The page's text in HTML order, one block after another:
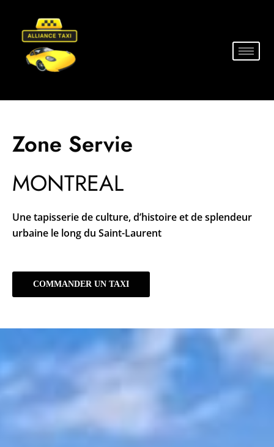
Zone Servie
MONTREAL
Une tapisserie de culture, d’histoire et de splendeur
urbaine le long du Saint-Laurent
COMMANDER UN TAXI